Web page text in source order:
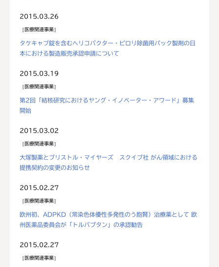
2015.03.26
医療関連事業
タケキャブ錠を含むヘリコバクター・ピロリ除菌用パック製剤の日
本における製造販売承認申請について
2015.03.19
医療関連事業
第2回「結核研究におけるヤング・イノベーター・アワード」募集
開始
2015.03.02
医療関連事業
大塚製薬とブリストル・マイヤーズ スクイブ社 がん領域における
提携契約の変更のお知らせ
2015.02.27
医療関連事業
欧州初、ADPKD（常染色体優性多発性のう胞腎）治療薬として 欧
州医薬品委員会が「トルバプタン」の承認勧告
2015.02.27
医療関連事業